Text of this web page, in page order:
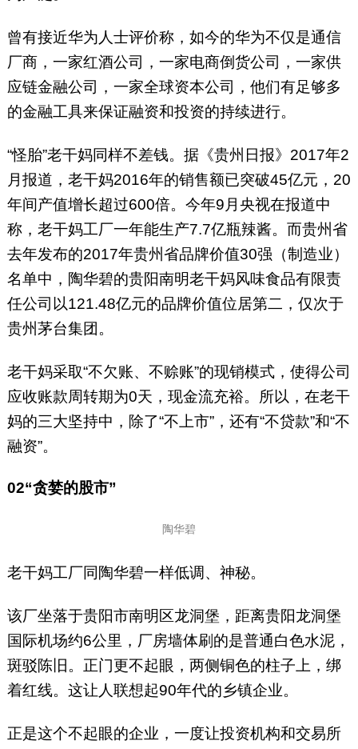
曾有接近华为人士评价称，如今的华为不仅是通信
厂商，一家红酒公司，一家电商倒货公司，一家供
应链金融公司，一家全球资本公司，他们有足够多
的金融工具来保证融资和投资的持续进行。
“怪胎”老干妈同样不差钱。据《贵州日报》2017年2
月报道，老干妈2016年的销售额已突破45亿元，20
年间产值增长超过600倍。今年9月央视在报道中
称，老干妈工厂一年能生产7.7亿瓶辣酱。而贵州省
去年发布的2017年贵州省品牌价值30强（制造业）
名单中，陶华碧的贵阳南明老干妈风味食品有限责
任公司以121.48亿元的品牌价值位居第二，仅次于
贵州茅台集团。
老干妈采取“不欠账、不赊账”的现销模式，使得公司
应收账款周转期为0天，现金流充裕。所以，在老干
妈的三大坚持中，除了“不上市”，还有“不贷款”和“不
融资”。
02“贪婪的股市”
陶华碧
老干妈工厂同陶华碧一样低调、神秘。
该厂坐落于贵阳市南明区龙洞堡，距离贵阳龙洞堡
国际机场约6公里，厂房墙体刷的是普通白色水泥，
斑驳陈旧。正门更不起眼，两侧铜色的柱子上，绑
着红线。这让人联想起90年代的乡镇企业。
正是这个不起眼的企业，一度让投资机构和交易所